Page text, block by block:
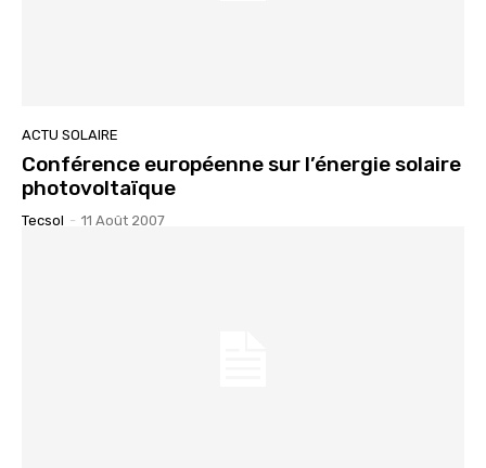
ACTU SOLAIRE
Conférence européenne sur l’énergie solaire
photovoltaïque
Tecsol - 11 Août 2007